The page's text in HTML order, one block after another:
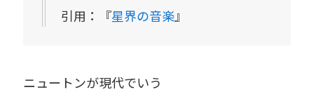
引用：『星界の音楽』
ニュートンが現代でいう